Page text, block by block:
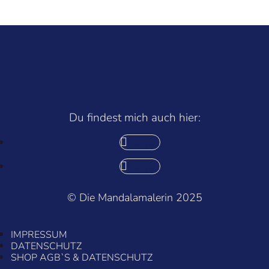
Du findest mich auch hier:
Folgen
Folgen
© Die Mandalamalerin 2025
IMPRESSUM
DATENSCHUTZ
SHOP AGB`S & DATENSCHUTZ